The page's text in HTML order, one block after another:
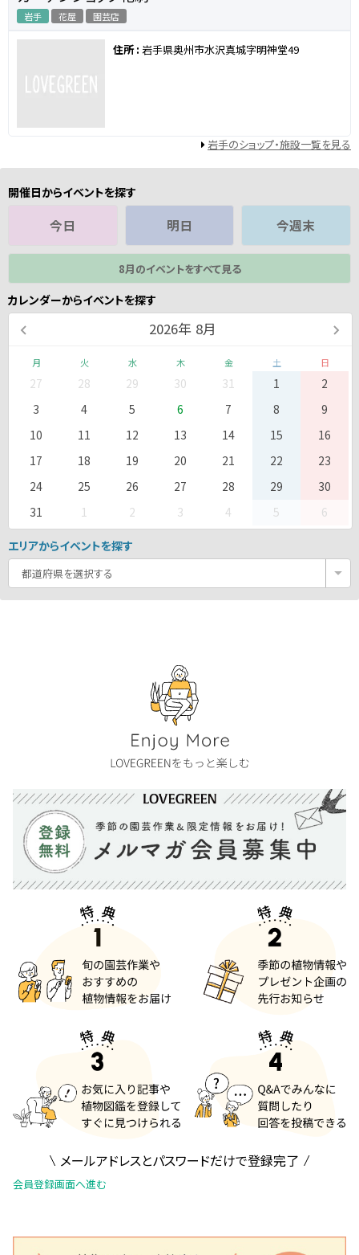
岩手 花屋 園芸店
住所 : 岩手県奥州市水沢真城字明神堂49
岩手のショップ・施設一覧を見る
開催日からイベントを探す
今日 明日 今週末
8月のイベントをすべて見る
カレンダーからイベントを探す
2026年 8月
月 火 水 木 金 土 日
27 28 29 30 31 1
2
3
4 5 6 7 8
9
10
11 12 13 14 15
16
17
18 19 20 21 22
23
24
25 26 27 28 29
30
31
1 2 3 4 5 6
エリアからイベントを探す
メールアドレスとパスワードだけで登録完了
会員登録画面へ進む